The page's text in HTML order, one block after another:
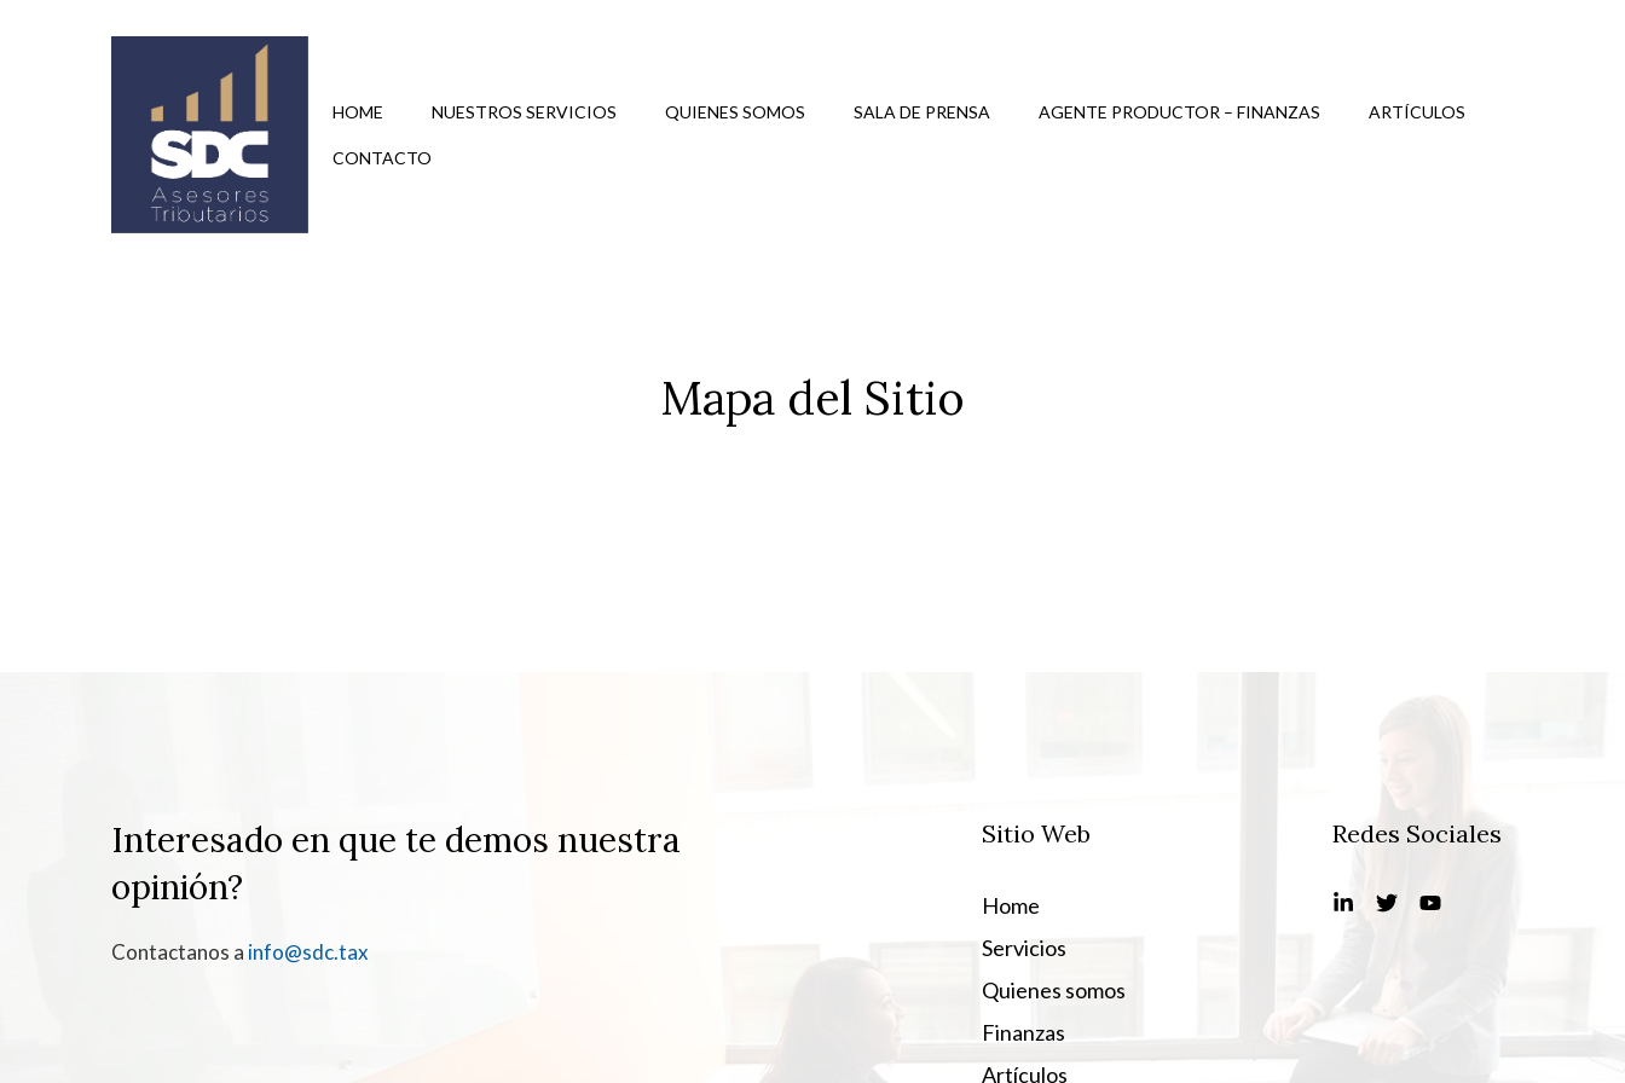
HOME NUESTROS SERVICIOS QUIENES SOMOS SALA DE PRENSA AGENTE PRODUCTOR – FINANZAS ARTÍCULOS
CONTACTO
Mapa del Sitio
Interesado en que te demos nuestra
opinión?
Contactanos a info@sdc.tax
Sitio Web
Home
Servicios
Quienes somos
Finanzas
Artículos
Redes Sociales